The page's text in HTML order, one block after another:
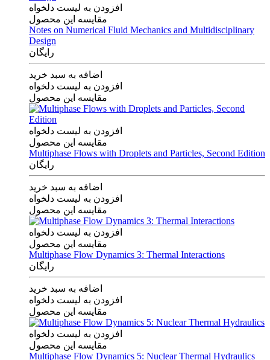
افزودن به لیست دلخواه
مقایسه این محصول
Notes on Numerical Fluid Mechanics and Multidisciplinary
Design
رایگان
اضافه به سبد خرید
افزودن به لیست دلخواه
مقایسه این محصول
افزودن به لیست دلخواه
مقایسه این محصول
Multiphase Flows with Droplets and Particles, Second Edition
رایگان
اضافه به سبد خرید
افزودن به لیست دلخواه
مقایسه این محصول
افزودن به لیست دلخواه
مقایسه این محصول
Multiphase Flow Dynamics 3: Thermal Interactions
رایگان
اضافه به سبد خرید
افزودن به لیست دلخواه
مقایسه این محصول
افزودن به لیست دلخواه
مقایسه این محصول
Multiphase Flow Dynamics 5: Nuclear Thermal Hydraulics